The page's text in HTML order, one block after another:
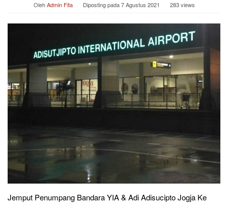
OlehAdmin Fita Diposting pada7 Agustus 2021 283 views
Jemput Penumpang Bandara YIA & Adi Adisucipto Jogja Ke